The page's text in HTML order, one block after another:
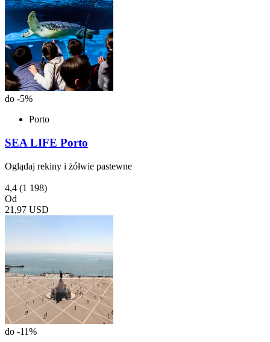
do -5%
Porto
SEA LIFE Porto
Oglądaj rekiny i żółwie pastewne
4,4 (1 198)
Od
21,97 USD
do -11%